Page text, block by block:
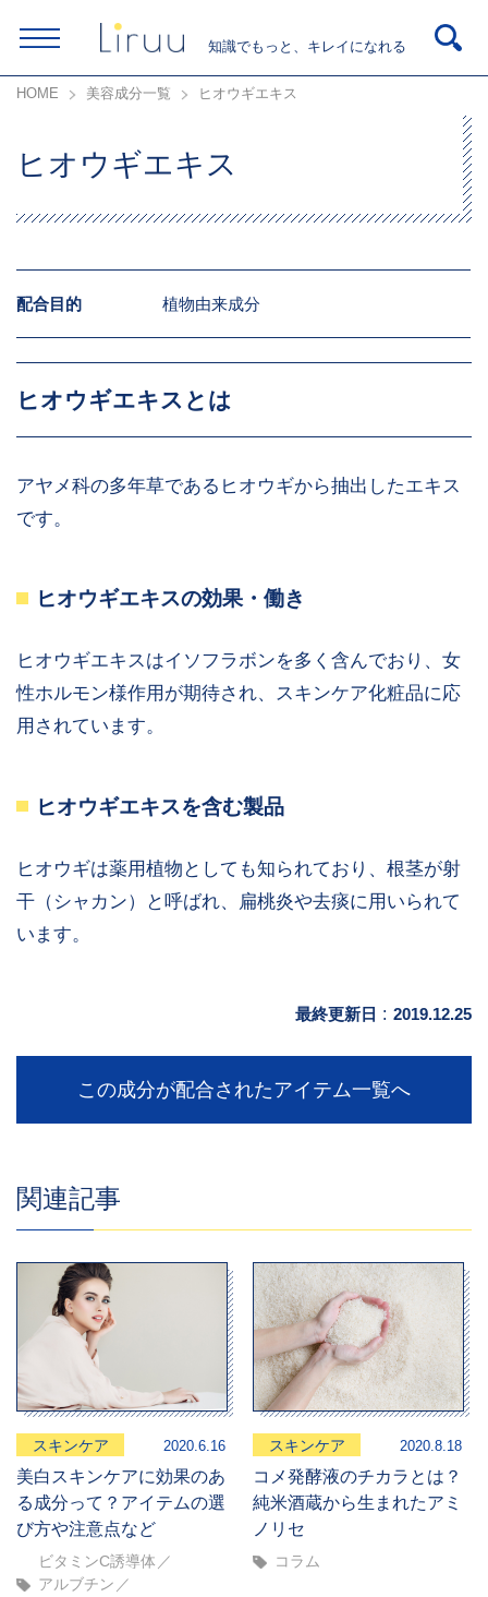
知識でもっと、キレイになれる
HOME 美容成分一覧 ヒオウギエキス
ヒオウギエキス
配合目的 植物由来成分
ヒオウギエキスとは
アヤメ科の多年草であるヒオウギから抽出したエキス
です。
ヒオウギエキスの効果・働き
ヒオウギエキスはイソフラボンを多く含んでおり、女
性ホルモン様作用が期待され、スキンケア化粧品に応
用されています。
ヒオウギエキスを含む製品
ヒオウギは薬用植物としても知られており、根茎が射
干（シャカン）と呼ばれ、扁桃炎や去痰に用いられて
います。
最終更新日 : 2019.12.25
この成分が配合されたアイテム一覧へ
関連記事
スキンケア 2020.6.16
美白スキンケアに効果のあ
る成分って？アイテムの選
び方や注意点など
ビタミンC誘導体
アルブチン
スキンケア 2020.8.18
コメ発酵液のチカラとは？
純米酒蔵から生まれたアミ
ノリセ
コラム